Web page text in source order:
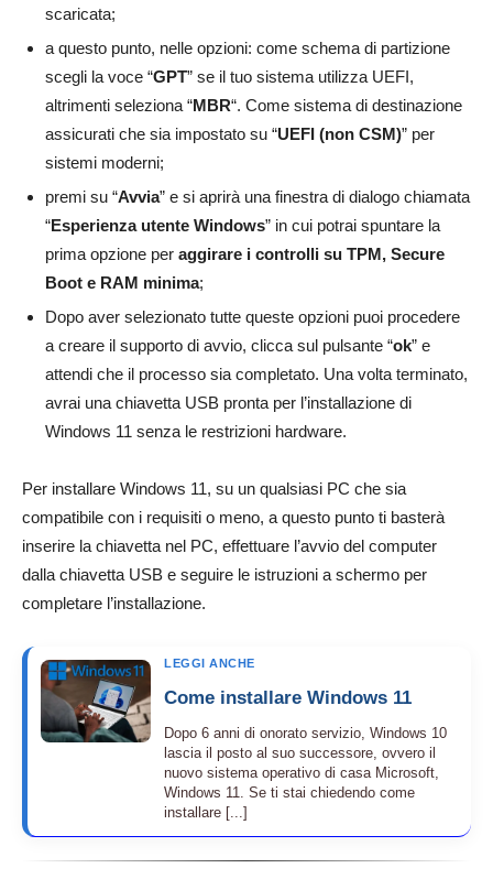
scaricata;
a questo punto, nelle opzioni: come schema di partizione
scegli la voce “GPT” se il tuo sistema utilizza UEFI,
altrimenti seleziona “MBR“. Come sistema di destinazione
assicurati che sia impostato su “UEFI (non CSM)” per
sistemi moderni;
premi su “Avvia” e si aprirà una finestra di dialogo chiamata
“Esperienza utente Windows” in cui potrai spuntare la
prima opzione per aggirare i controlli su TPM, Secure
Boot e RAM minima;
Dopo aver selezionato tutte queste opzioni puoi procedere
a creare il supporto di avvio, clicca sul pulsante “ok” e
attendi che il processo sia completato. Una volta terminato,
avrai una chiavetta USB pronta per l’installazione di
Windows 11 senza le restrizioni hardware.
Per installare Windows 11, su un qualsiasi PC che sia
compatibile con i requisiti o meno, a questo punto ti basterà
inserire la chiavetta nel PC, effettuare l’avvio del computer
dalla chiavetta USB e seguire le istruzioni a schermo per
completare l’installazione.
LEGGI ANCHE
Come installare Windows 11
Dopo 6 anni di onorato servizio, Windows 10
lascia il posto al suo successore, ovvero il
nuovo sistema operativo di casa Microsoft,
Windows 11. Se ti stai chiedendo come
installare [...]